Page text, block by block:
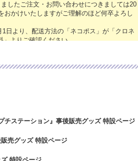
したご注文・お問い合わせにつきましては20
かけいたしますがご理解のほど何卒よろし
日より、配送方法の「ネコポス」が「クロネ
」よりご確認ください。
。ご迷惑をおかけいたしますが、ご理解のほ
です！
イトは本日より稼働いたしております。本
ガECサイトは、2023年12月29日（金）～20
迷惑をおかけいたしますが、ご理解のほど
サイトは2024年4月27日（土）～5/7（日）の